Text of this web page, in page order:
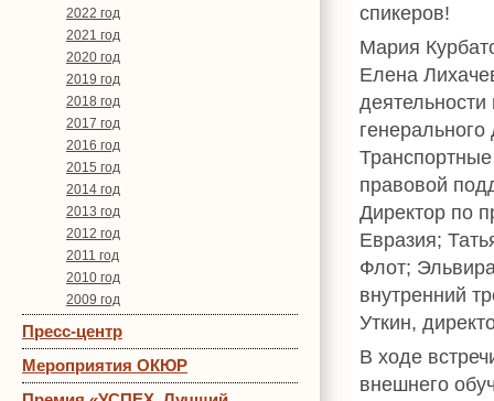
2022 год
2021 год
2020 год
2019 год
2018 год
2017 год
2016 год
2015 год
2014 год
2013 год
2012 год
2011 год
2010 год
2009 год
Пресс-центр
Мероприятия ОКЮР
спикеров!
Мария
Елена
правовой
Директор по
Евразия;
Флот;
внутренний
Уткин,
В ходе
внешнего